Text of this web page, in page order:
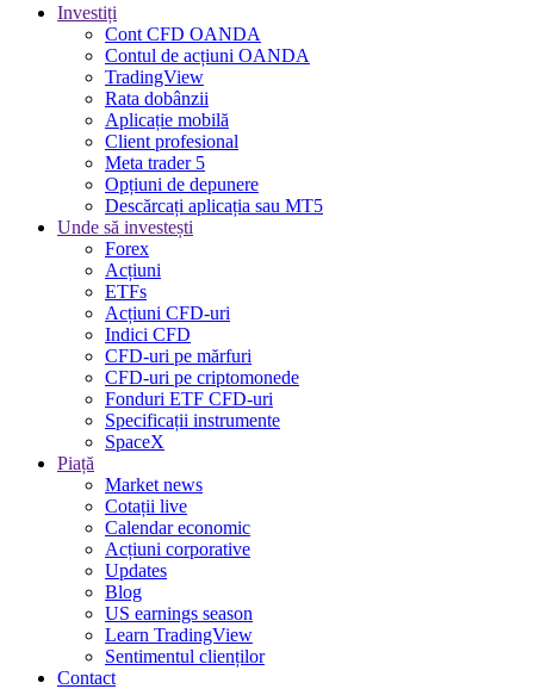
Investiți
Cont CFD OANDA
Contul de acțiuni OANDA
TradingView
Rata dobânzii
Aplicație mobilă
Client profesional
Meta trader 5
Opțiuni de depunere
Descărcați aplicația sau MT5
Unde să investești
Forex
Acțiuni
ETFs
Acțiuni CFD-uri
Indici CFD
CFD-uri pe mărfuri
CFD-uri pe criptomonede
Fonduri ETF CFD-uri
Specificații instrumente
SpaceX
Piață
Market news
Cotații live
Calendar economic
Acțiuni corporative
Updates
Blog
US earnings season
Learn TradingView
Sentimentul clienților
Contact